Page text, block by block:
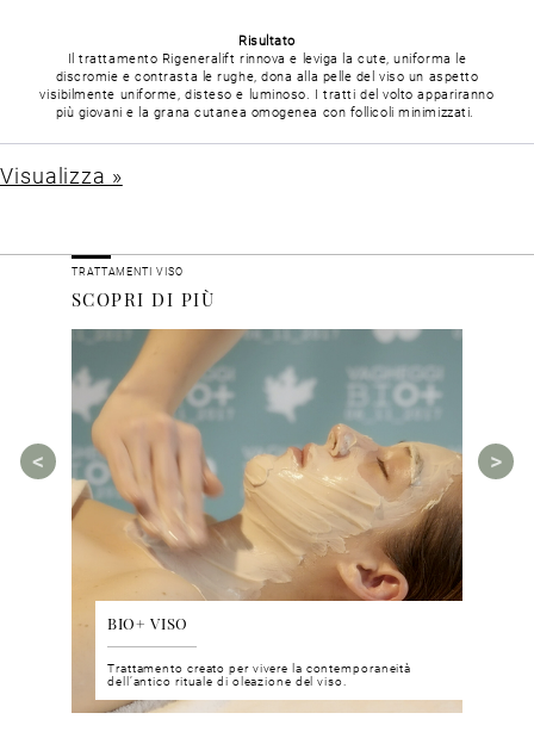
Risultato
Il trattamento Rigeneralift rinnova e leviga la cute, uniforma le
discromie e contrasta le rughe, dona alla pelle del viso un aspetto
visibilmente uniforme, disteso e luminoso. I tratti del volto appariranno
più giovani e la grana cutanea omogenea con follicoli minimizzati.
Visualizza »
TRATTAMENTI VISO
SCOPRI DI PIÙ
BIO+ VISO
Trattamento creato per vivere la contemporaneità
dell’antico rituale di oleazione del viso.